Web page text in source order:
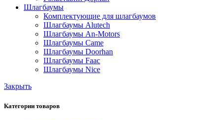
Шлагбаумы
Комплектующие для шлагбаумов
Шлагбаумы Alutech
Шлагбаумы An-Motors
Шлагбаумы Came
Шлагбаумы Doorhan
Шлагбаумы Faac
Шлагбаумы Nice
Закрыть
Категории товаров